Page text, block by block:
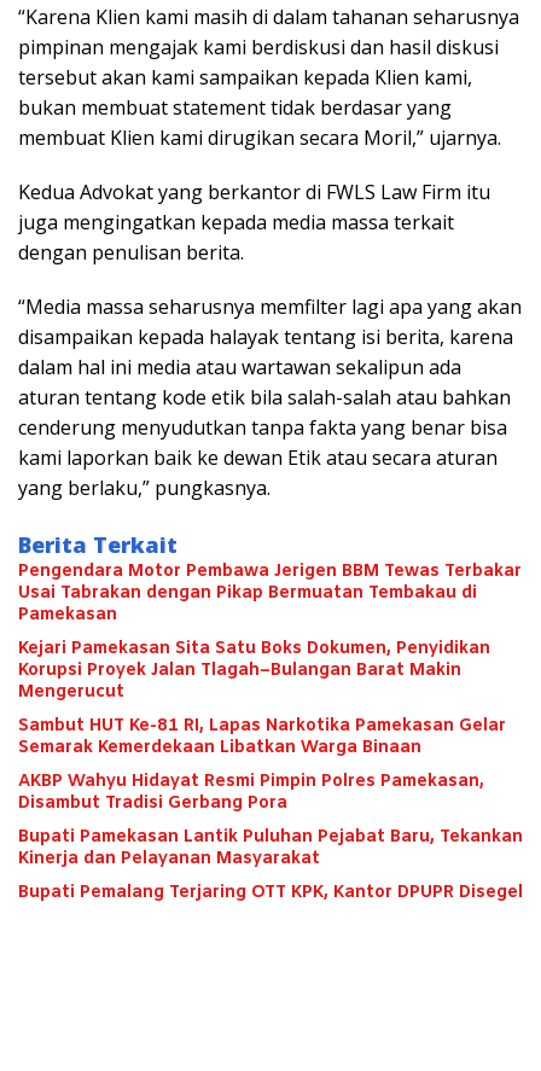
“Karena Klien kami masih di dalam tahanan seharusnya
pimpinan mengajak kami berdiskusi dan hasil diskusi
tersebut akan kami sampaikan kepada Klien kami,
bukan membuat statement tidak berdasar yang
membuat Klien kami dirugikan secara Moril,” ujarnya.
Kedua Advokat yang berkantor di FWLS Law Firm itu
juga mengingatkan kepada media massa terkait
dengan penulisan berita.
“Media massa seharusnya memfilter lagi apa yang akan
disampaikan kepada halayak tentang isi berita, karena
dalam hal ini media atau wartawan sekalipun ada
aturan tentang kode etik bila salah-salah atau bahkan
cenderung menyudutkan tanpa fakta yang benar bisa
kami laporkan baik ke dewan Etik atau secara aturan
yang berlaku,” pungkasnya.
Berita Terkait
Pengendara Motor Pembawa Jerigen BBM Tewas Terbakar
Usai Tabrakan dengan Pikap Bermuatan Tembakau di
Pamekasan
Kejari Pamekasan Sita Satu Boks Dokumen, Penyidikan
Korupsi Proyek Jalan Tlagah–Bulangan Barat Makin
Mengerucut
Sambut HUT Ke-81 RI, Lapas Narkotika Pamekasan Gelar
Semarak Kemerdekaan Libatkan Warga Binaan
AKBP Wahyu Hidayat Resmi Pimpin Polres Pamekasan,
Disambut Tradisi Gerbang Pora
Bupati Pamekasan Lantik Puluhan Pejabat Baru, Tekankan
Kinerja dan Pelayanan Masyarakat
Bupati Pemalang Terjaring OTT KPK, Kantor DPUPR Disegel